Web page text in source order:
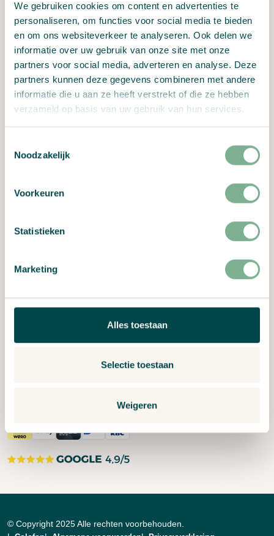
We gebruiken cookies om content en advertenties te
personaliseren, om functies voor social media te bieden
en om ons websiteverkeer te analyseren. Ook delen we
informatie over uw gebruik van onze site met onze
partners voor social media, adverteren en analyse. Deze
partners kunnen deze gegevens combineren met andere
informatie die u aan ze heeft verstrekt of die ze hebben
verzameld op basis van uw gebruik van hun services.
Noodzakelijk
Voorkeuren
Statistieken
Marketing
Alles toestaan
Selectie toestaan
Weigeren
+31 73 543 2986
info@growingpaper.nl
NL80 TRIO 0788 8756 39
Klantenservice
Contact
Speciaal verzoek
Klantverhalen
Duurzaamheid
Zo plant je groeipapier
© Copyright 2025 Alle rechten voorbehouden.